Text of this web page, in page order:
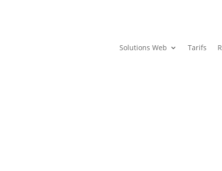
Solutions Web Tarifs